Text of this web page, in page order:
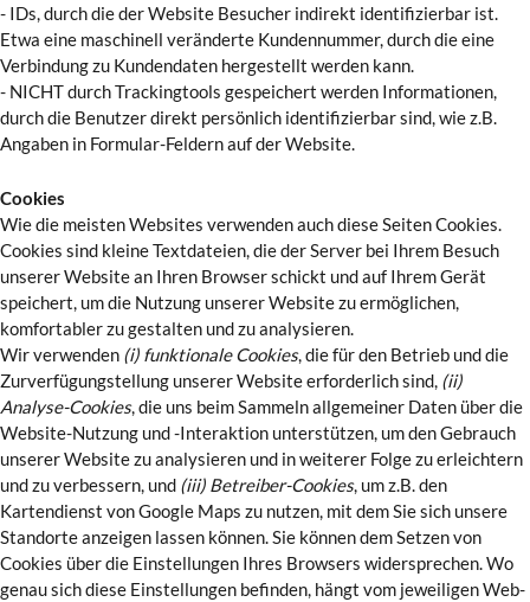
- IDs, durch die der Website Besucher indirekt identifizierbar ist.
Etwa eine maschinell veränderte Kundennummer, durch die eine
Verbindung zu Kundendaten hergestellt werden kann.
- NICHT durch Trackingtools gespeichert werden Informationen,
durch die Benutzer direkt persönlich identifizierbar sind, wie z.B.
Angaben in Formular-Feldern auf der Website.
Cookies
Wie die meisten Websites verwenden auch diese Seiten Cookies.
Cookies sind kleine Textdateien, die der Server bei Ihrem Besuch
unserer Website an Ihren Browser schickt und auf Ihrem Gerät
speichert, um die Nutzung unserer Website zu ermöglichen,
komfortabler zu gestalten und zu analysieren.
Wir verwenden (i) funktionale Cookies, die für den Betrieb und die
Zurverfügungstellung unserer Website erforderlich sind, (ii)
Analyse-Cookies, die uns beim Sammeln allgemeiner Daten über die
Website-Nutzung und -Interaktion unterstützen, um den Gebrauch
unserer Website zu analysieren und in weiterer Folge zu erleichtern
und zu verbessern, und (iii) Betreiber-Cookies, um z.B. den
Kartendienst von Google Maps zu nutzen, mit dem Sie sich unsere
Standorte anzeigen lassen können. Sie können dem Setzen von
Cookies über die Einstellungen Ihres Browsers widersprechen. Wo
genau sich diese Einstellungen befinden, hängt vom jeweiligen Web-